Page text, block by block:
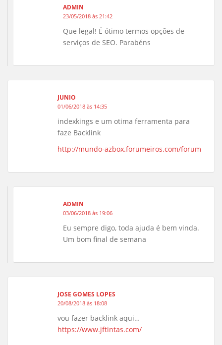
ADMIN
23/05/2018 às 21:42
Que legal! É ótimo termos opções de
serviços de SEO. Parabéns
JUNIO
01/06/2018 às 14:35
indexkings e um otima ferramenta para
faze Backlink
http://mundo-azbox.forumeiros.com/forum
ADMIN
03/06/2018 às 19:06
Eu sempre digo, toda ajuda é bem vinda.
Um bom final de semana
JOSE GOMES LOPES
20/08/2018 às 18:08
vou fazer backlink aqui…
https://www.jftintas.com/